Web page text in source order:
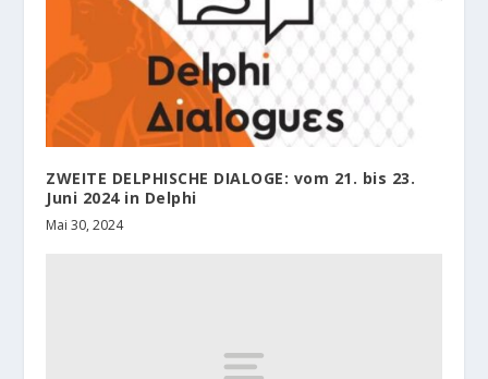
ZWEITE DELPHISCHE DIALOGE: vom 21. bis 23.
Juni 2024 in Delphi
Mai 30, 2024